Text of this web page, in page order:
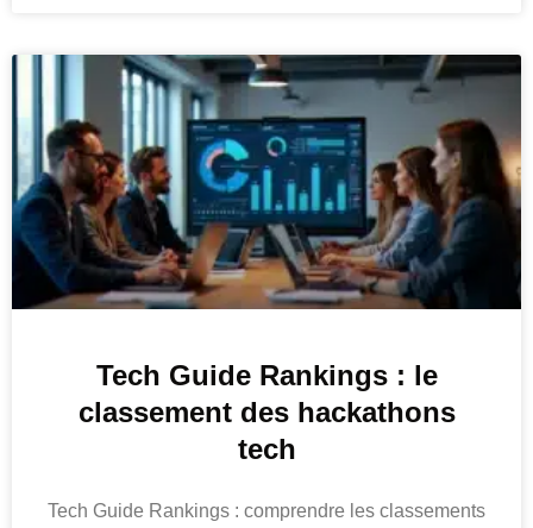
Tech Guide Rankings : le
classement des hackathons
tech
Tech Guide Rankings : comprendre les classements